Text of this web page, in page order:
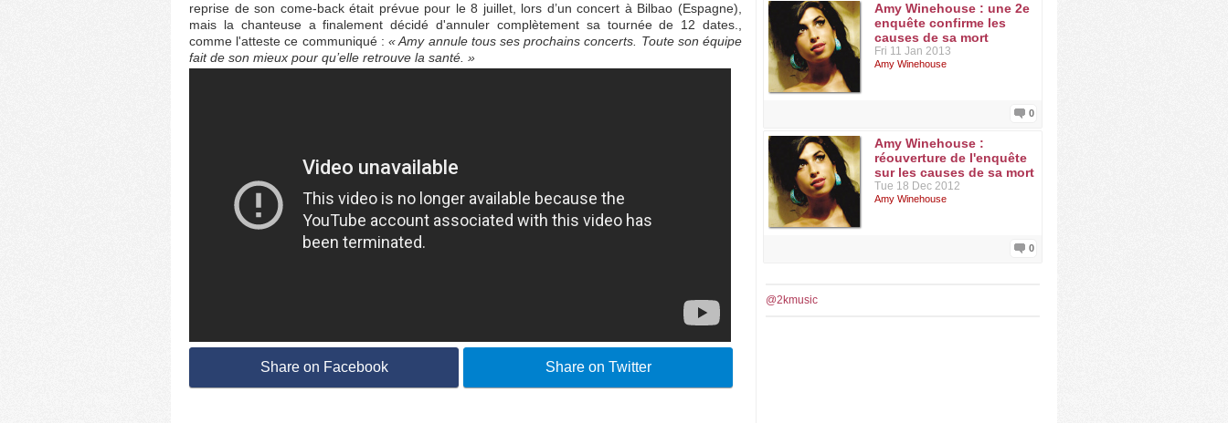
reprise de son come-back était prévue pour le 8 juillet, lors d’un concert à Bilbao (Espagne),
mais la chanteuse a finalement décidé d'annuler complètement sa tournée de 12 dates.,
comme l'atteste ce communiqué :« Amy annule tous ses prochains concerts. Toute son équipe
fait de son mieux pour qu’elle retrouve la santé. »
Share on Facebook Share on Twitter
Amy Winehouse : une 2e
enquête confirme les
causes de sa mort
Fri 11 Jan 2013
Amy Winehouse
0
Amy Winehouse :
réouverture de l'enquête
sur les causes de sa mort
Tue 18 Dec 2012
Amy Winehouse
0
@2kmusic